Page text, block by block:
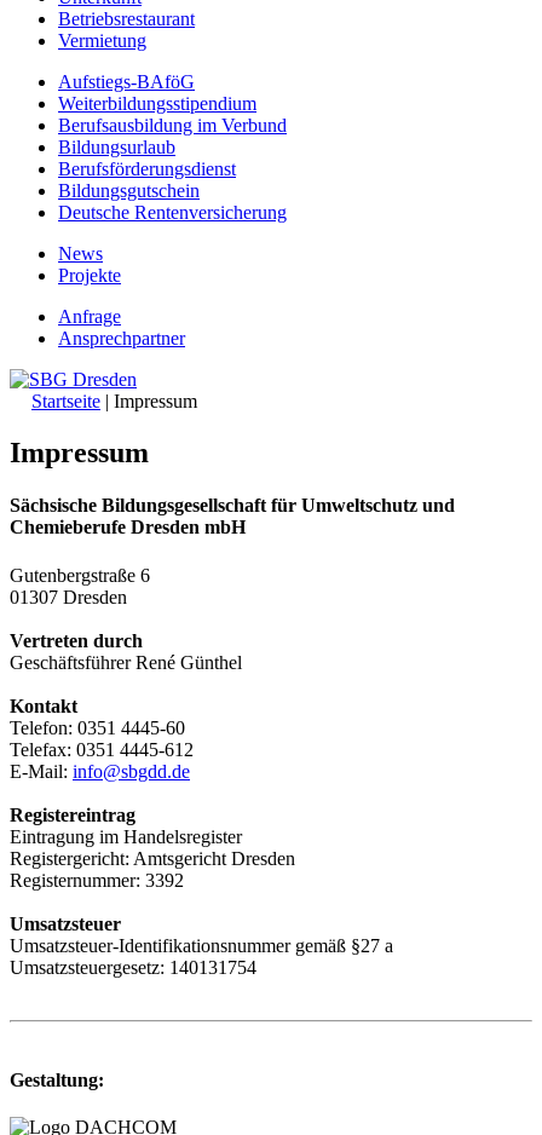
Betriebsrestaurant
Vermietung
Aufstiegs-BAföG
Weiterbildungsstipendium
Berufsausbildung im Verbund
Bildungsurlaub
Berufsförderungsdienst
Bildungsgutschein
Deutsche Rentenversicherung
News
Projekte
Anfrage
Ansprechpartner
Startseite | Impressum
Impressum
Sächsische Bildungsgesellschaft für Umweltschutz und
Chemieberufe Dresden mbH
Gutenbergstraße 6
01307 Dresden
Vertreten durch
Geschäftsführer René Günthel
Kontakt
Telefon: 0351 4445-60
Telefax: 0351 4445-612
E-Mail: info@sbgdd.de
Registereintrag
Eintragung im Handelsregister
Registergericht: Amtsgericht Dresden
Registernummer: 3392
Umsatzsteuer
Umsatzsteuer-Identifikationsnummer gemäß §27 a
Umsatzsteuergesetz: 140131754
Gestaltung: